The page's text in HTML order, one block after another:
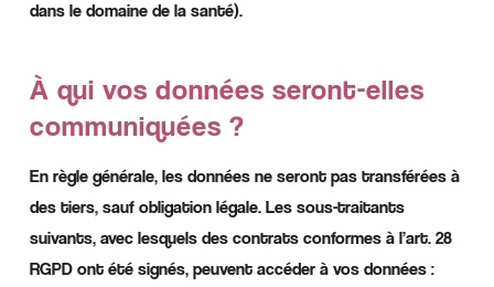
dans le domaine de la santé).
À qui vos données seront-elles
communiquées ?
En règle générale, les données ne seront pas transférées à
des tiers, sauf obligation légale. Les sous-traitants
suivants, avec lesquels des contrats conformes à l’art. 28
RGPD ont été signés, peuvent accéder à vos données :